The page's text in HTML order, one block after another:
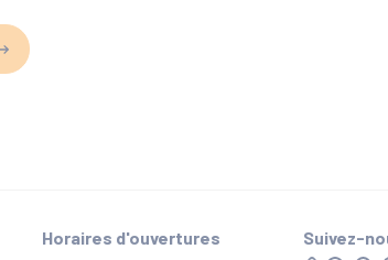
Horaires d'ouvertures Suivez-